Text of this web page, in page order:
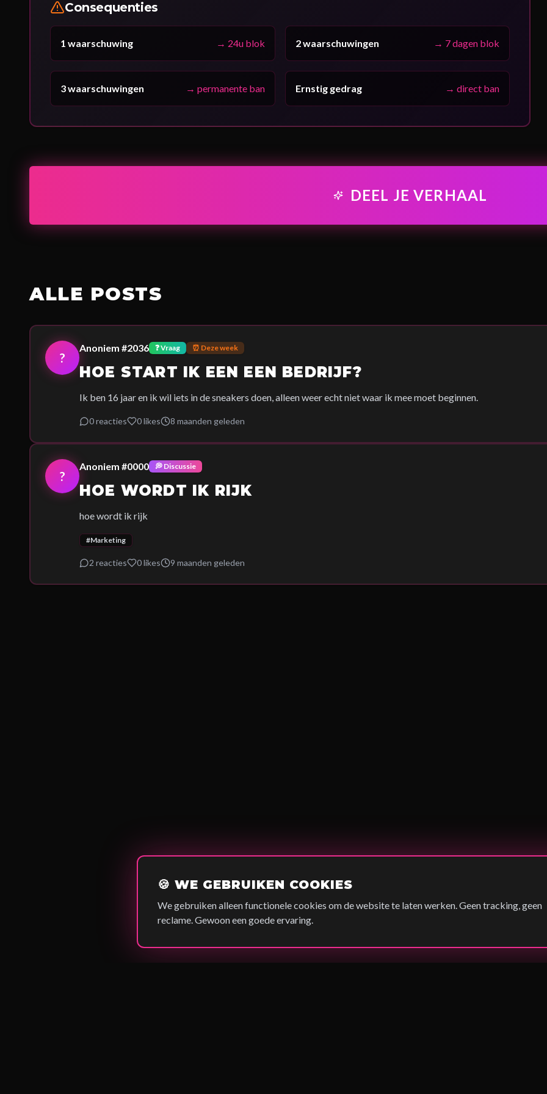
Consequenties
1 waarschuwing → 24u blok 2 waarschuwingen → 7 dagen blok
3 waarschuwingen → permanente ban Ernstig gedrag →direct ban
DEEL JE VERHAAL
ALLE POSTS
?
Anoniem #2036 ❓Vraag ⏰ Deze week
HOE START IK EEN EEN BEDRIJF?
Ik ben 16 jaar en ik wil iets in de sneakers doen, alleen weer echt niet waar ik mee moet beginnen.
0reacties 0likes 8 maanden geleden
?
Anoniem #0000 💭 Discussie
HOE WORDT IK RIJK
hoe wordt ik rijk
#Marketing
2 reacties 0likes 9 maanden geleden
🍪 WE GEBRUIKEN COOKIES
We gebruiken alleen functionele cookies om de website te laten werken. Geen tracking, geen
reclame. Gewoon een goede ervaring.